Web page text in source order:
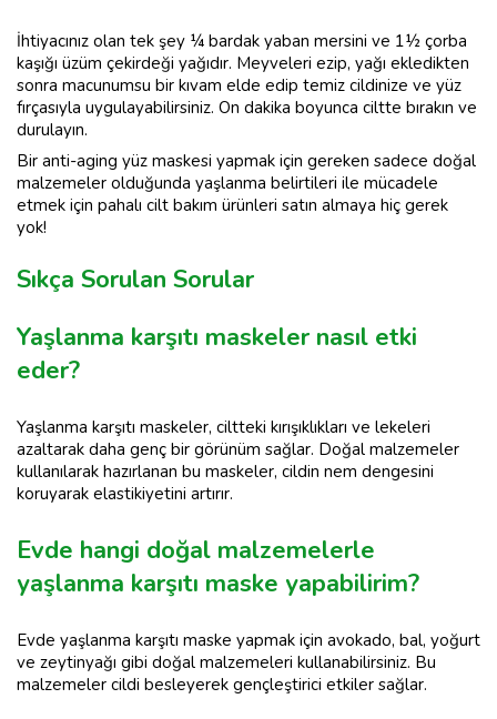
İhtiyacınız olan tek şey ¼ bardak yaban mersini ve 1½ çorba
kaşığı üzüm çekirdeği yağıdır. Meyveleri ezip, yağı ekledikten
sonra macunumsu bir kıvam elde edip temiz cildinize ve yüz
fırçasıyla uygulayabilirsiniz. On dakika boyunca ciltte bırakın ve
durulayın.
Bir anti-aging yüz maskesi yapmak için gereken sadece doğal
malzemeler olduğunda yaşlanma belirtileri ile mücadele
etmek için pahalı cilt bakım ürünleri satın almaya hiç gerek
yok!
Sıkça Sorulan Sorular
Yaşlanma karşıtı maskeler nasıl etki
eder?
Yaşlanma karşıtı maskeler, ciltteki kırışıklıkları ve lekeleri
azaltarak daha genç bir görünüm sağlar. Doğal malzemeler
kullanılarak hazırlanan bu maskeler, cildin nem dengesini
koruyarak elastikiyetini artırır.
Evde hangi doğal malzemelerle
yaşlanma karşıtı maske yapabilirim?
Evde yaşlanma karşıtı maske yapmak için avokado, bal, yoğurt
ve zeytinyağı gibi doğal malzemeleri kullanabilirsiniz. Bu
malzemeler cildi besleyerek gençleştirici etkiler sağlar.